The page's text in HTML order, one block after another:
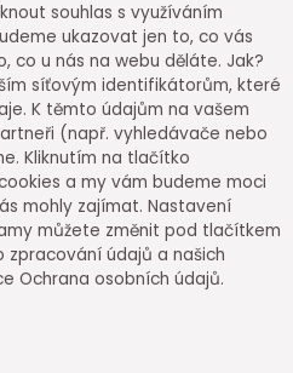
souhlas s využíváním
ukazovat jen to, co vás
co u nás na webu děláte. Jak?
síťovým identifikátorům, které
K těmto údajům na vašem
(např. vyhledávače nebo
Kliknutím na tlačítko
a my vám budeme moci
mohly zajímat. Nastavení
můžete změnit pod tlačítkem
zpracování údajů a našich
Ochrana osobních údajů.